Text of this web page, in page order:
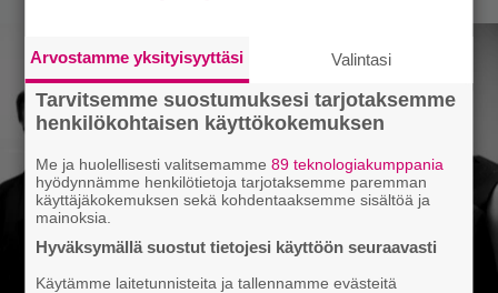
Arvostamme yksityisyyttäsi Valintasi
Tarvitsemme suostumuksesi tarjotaksemme
henkilökohtaisen käyttökokemuksen
Me ja huolellisesti valitsemamme89 teknologiakumppania
hyödynnämme henkilötietoja tarjotaksemme paremman
käyttäjäkokemuksen sekä kohdentaaksemme sisältöä ja
mainoksia.
Hyväksymällä suostut tietojesi käyttöön seuraavasti
Käytämme laitetunnisteita ja tallennamme evästeitä